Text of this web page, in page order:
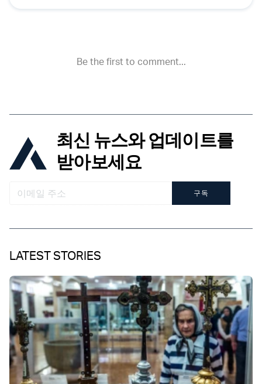
최신 뉴스와 업데이트를
받아보세요
구독
LATEST STORIES